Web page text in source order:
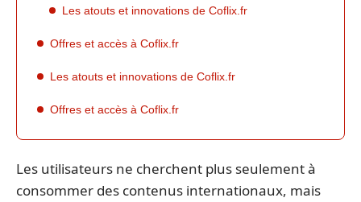
Les atouts et innovations de Coflix.fr
Offres et accès à Coflix.fr
Les atouts et innovations de Coflix.fr
Offres et accès à Coflix.fr
Les utilisateurs ne cherchent plus seulement à
consommer des contenus internationaux, mais